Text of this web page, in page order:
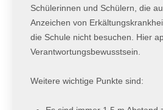
Schülerinnen und Schülern, die
Anzeichen von
die Schule nicht besuchen. Hier
Verantwortungsbewusstsein.
Weitere wichtige Punkte sind: